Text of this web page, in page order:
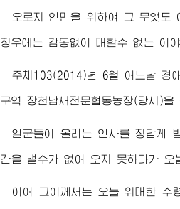
오로지 인민을 위하여 그 무엇도
정우에는 감동없이 대할수 없는 이
주체103(2014)년 6월 어느날 경
구역 장천남새전문협동농장(당시)을
일군들이 올리는 인사를 정답게
간을 낼수가 없어 오지 못하다가 오
이어 그이께서는 오늘위대한 수